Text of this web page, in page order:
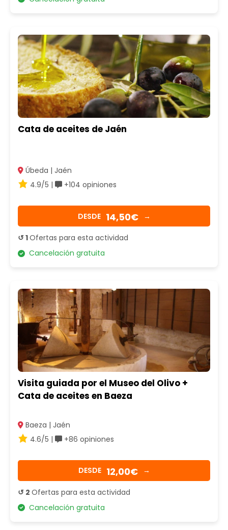
Cata de aceites de Jaén
Úbeda | Jaén
4.9/5 |
+104 opiniones
DESDE 14,50€ →
↺ 1Ofertas para esta actividad
Cancelación gratuita
Visita guiada por el Museo del Olivo +
Cata de aceites en Baeza
Baeza | Jaén
4.6/5 |
+86 opiniones
DESDE 12,00€ →
↺ 2 Ofertas para esta actividad
Cancelación gratuita